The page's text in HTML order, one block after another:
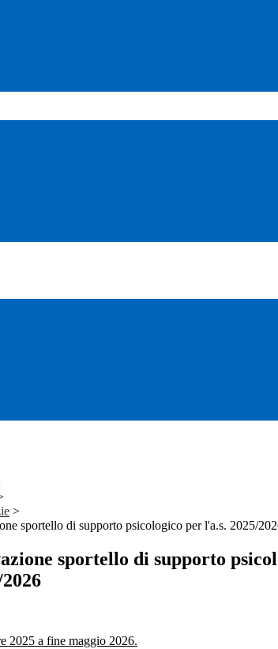
>
sportello di supporto psicologico per l'a.s. 2025/
sportello di supporto
2025 a fine maggio 2026.